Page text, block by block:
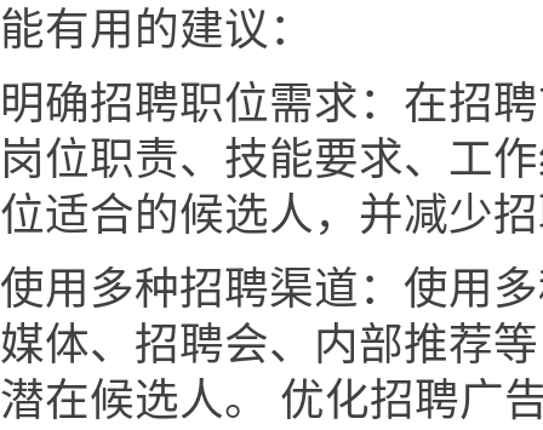
能有用的建议：
明确招聘职位需求：在招
岗位职责、技能要求、工
位适合的候选人，并减少
使用多种招聘渠道：使用
媒体、招聘会、内部推荐
潜在候选人。 优化招聘广